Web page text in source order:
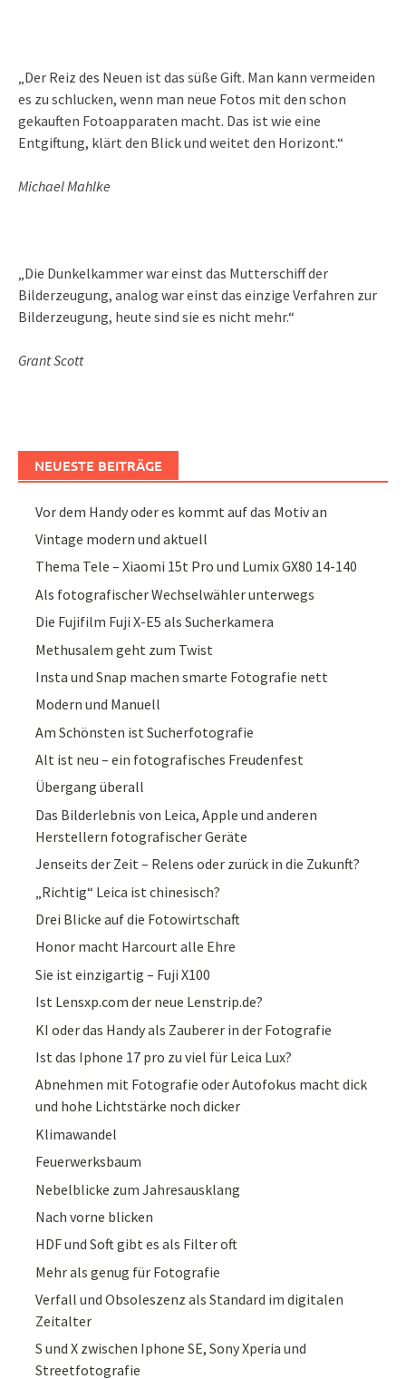
„Der Reiz des Neuen ist das süße Gift. Man kann vermeiden
es zu schlucken, wenn man neue Fotos mit den schon
gekauften Fotoapparaten macht. Das ist wie eine
Entgiftung, klärt den Blick und weitet den Horizont.“
Michael Mahlke
„Die Dunkelkammer war einst das Mutterschiff der
Bilderzeugung, analog war einst das einzige Verfahren zur
Bilderzeugung, heute sind sie es nicht mehr.“
Grant Scott
NEUESTE BEITRÄGE
Vor dem Handy oder es kommt auf das Motiv an
Vintage modern und aktuell
Thema Tele – Xiaomi 15t Pro und Lumix GX80 14-140
Als fotografischer Wechselwähler unterwegs
Die Fujifilm Fuji X-E5 als Sucherkamera
Methusalem geht zum Twist
Insta und Snap machen smarte Fotografie nett
Modern und Manuell
Am Schönsten ist Sucherfotografie
Alt ist neu – ein fotografisches Freudenfest
Übergang überall
Das Bilderlebnis von Leica, Apple und anderen
Herstellern fotografischer Geräte
Jenseits der Zeit – Relens oder zurück in die Zukunft?
„Richtig“ Leica ist chinesisch?
Drei Blicke auf die Fotowirtschaft
Honor macht Harcourt alle Ehre
Sie ist einzigartig – Fuji X100
Ist Lensxp.com der neue Lenstrip.de?
KI oder das Handy als Zauberer in der Fotografie
Ist das Iphone 17 pro zu viel für Leica Lux?
Abnehmen mit Fotografie oder Autofokus macht dick
und hohe Lichtstärke noch dicker
Klimawandel
Feuerwerksbaum
Nebelblicke zum Jahresausklang
Nach vorne blicken
HDF und Soft gibt es als Filter oft
Mehr als genug für Fotografie
Verfall und Obsoleszenz als Standard im digitalen
Zeitalter
S und X zwischen Iphone SE, Sony Xperia und
Streetfotografie